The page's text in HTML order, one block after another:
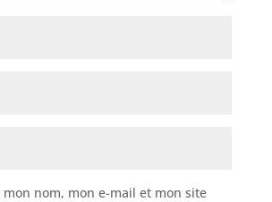
nom, mon e-mail et mon site